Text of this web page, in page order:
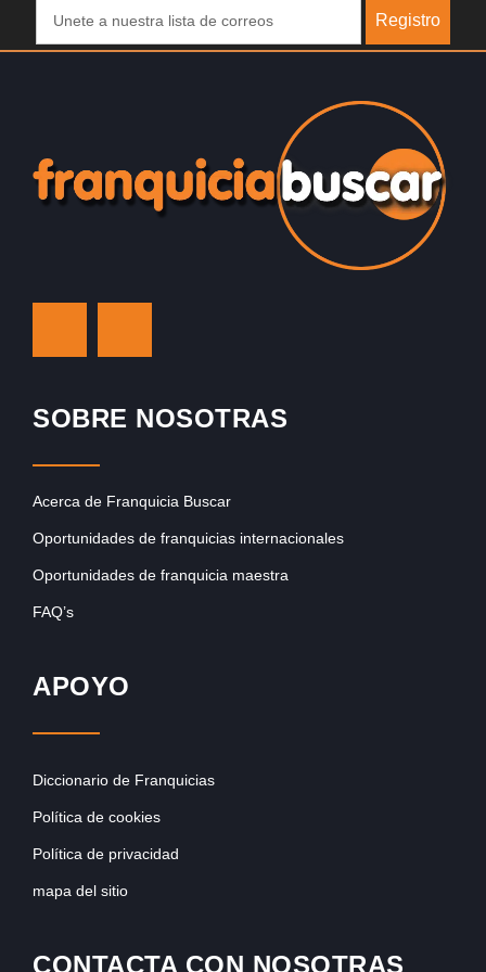
Registro
SOBRE NOSOTRAS
Acerca de Franquicia Buscar
Oportunidades de franquicias internacionales
Oportunidades de franquicia maestra
FAQ’s
APOYO
Diccionario de Franquicias
Política de cookies
Política de privacidad
mapa del sitio
CONTACTA CON NOSOTRAS